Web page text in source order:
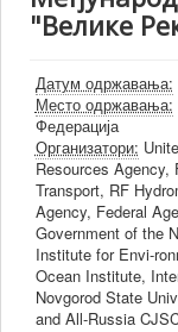
Издаваштво
Активности
Сарадња
Новости
Библиотека
Контакт
"Велике
Датум одржавања:
Место одржавања:
Федерација
Организатори:
Resources Agency,
Transport, RF
Agency, Federal
Government of the
Institute for Envi-
Ocean Institute,
Novgorod State
and All-Russia